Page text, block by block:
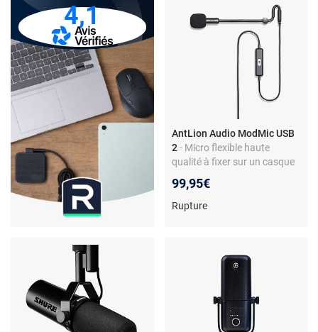
4,1
AntLion Audio ModMic USB
2 - Micro flexible haute
qualité à fixer sur un casque
PS4, PS5, Switch)
99,95€
Rupture